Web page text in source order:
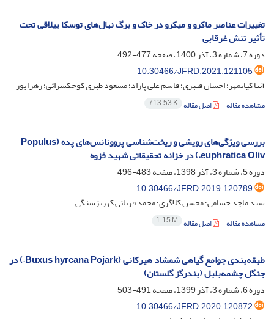
تغییرات عناصر ماکرو و میکرو در خاک و برگ نهال‌های توسکا ییلاقی تحت
تأثیر تنش غرقابی
دوره 7، شماره 3، آذر 1400، صفحه
477-492
10.30466/JFRD.2021.121105
آتنا کیانمهر؛ احسان قنبری؛ قاسم علی پاراد؛ مسعود طبری کوچکسرائی؛ زهرا بور
مشاهده مقاله اصل مقاله 713.53 K
بررسی ویژگی‌های رویشی و ریخت‌شناسی پروونانس‌های پده (Populus
euphratica Oliv.) در خزانه تحقیقاتی شهید فزوه
دوره 5، شماره 3، آذر 1398، صفحه
483-496
10.30466/JFRD.2019.120789
سید ماجد حسامی؛ محسن کلاگری؛ محمد قربانی کهریزسنگی
مشاهده مقاله اصل مقاله 1.15 M
طبقه‌بندی جوامع گیاهی شمشاد هیرکانی (Buxus hyrcana Pojark.) در
جنگل چشمه‌بلبل (بندر‌گز گلستان)
دوره 6، شماره 3، آذر 1399، صفحه
491-503
10.30466/JFRD.2020.120872